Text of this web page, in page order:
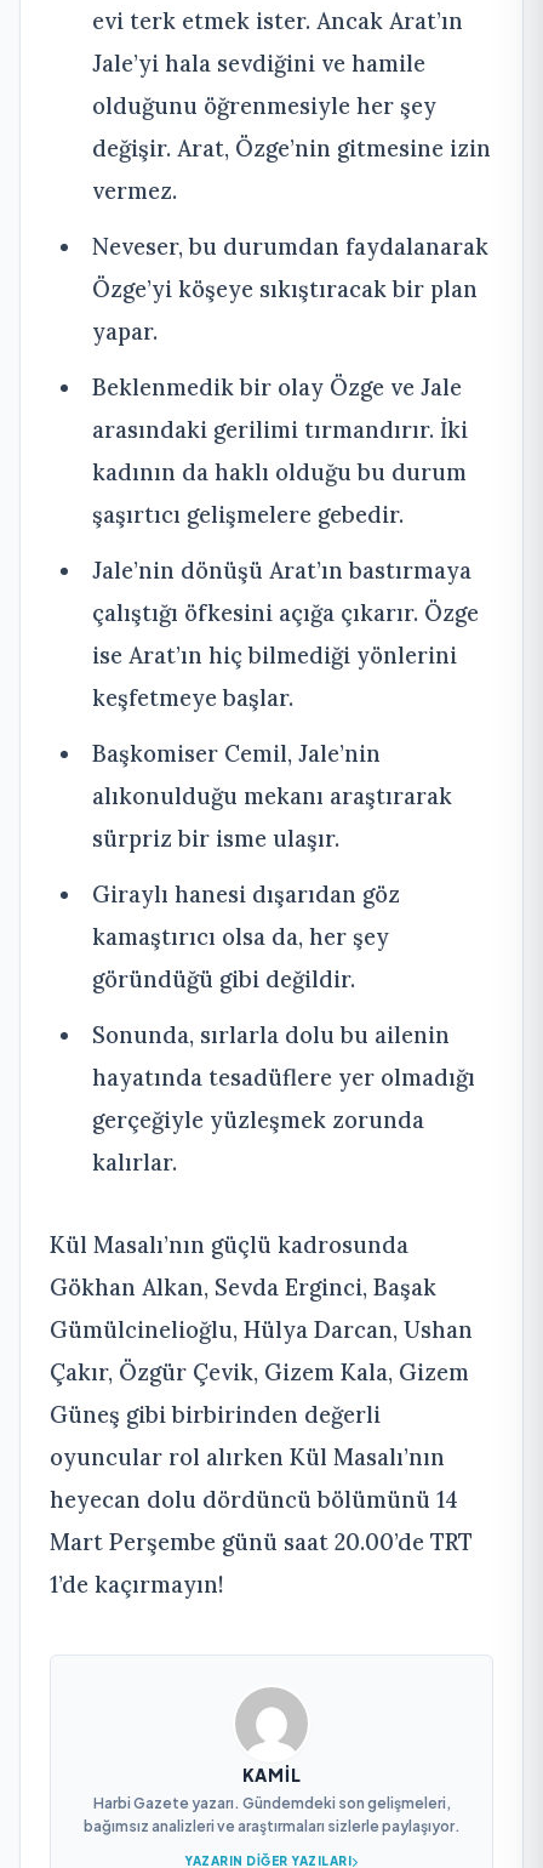
evi terk etmek ister. Ancak Arat’ın
Jale’yi hala sevdiğini ve hamile
olduğunu öğrenmesiyle her şey
değişir. Arat, Özge’nin gitmesine izin
vermez.
Neveser, bu durumdan faydalanarak
Özge’yi köşeye sıkıştıracak bir plan
yapar.
Beklenmedik bir olay Özge ve Jale
arasındaki gerilimi tırmandırır. İki
kadının da haklı olduğu bu durum
şaşırtıcı gelişmelere gebedir.
Jale’nin dönüşü Arat’ın bastırmaya
çalıştığı öfkesini açığa çıkarır. Özge
ise Arat’ın hiç bilmediği yönlerini
keşfetmeye başlar.
Başkomiser Cemil, Jale’nin
alıkonulduğu mekanı araştırarak
sürpriz bir isme ulaşır.
Giraylı hanesi dışarıdan göz
kamaştırıcı olsa da, her şey
göründüğü gibi değildir.
Sonunda, sırlarla dolu bu ailenin
hayatında tesadüflere yer olmadığı
gerçeğiyle yüzleşmek zorunda
kalırlar.
Kül Masalı’nın güçlü kadrosunda
Gökhan Alkan, Sevda Erginci, Başak
Gümülcinelioğlu, Hülya Darcan, Ushan
Çakır, Özgür Çevik, Gizem Kala, Gizem
Güneş gibi birbirinden değerli
oyuncular rol alırken Kül Masalı’nın
heyecan dolu dördüncü bölümünü 14
Mart Perşembe günü saat 20.00’de TRT
1’de kaçırmayın!
KAMIL
Harbi Gazete yazarı. Gündemdeki son gelişmeleri,
bağımsız analizleri ve araştırmaları sizlerle paylaşıyor.
YAZARIN DIĞER YAZILARI